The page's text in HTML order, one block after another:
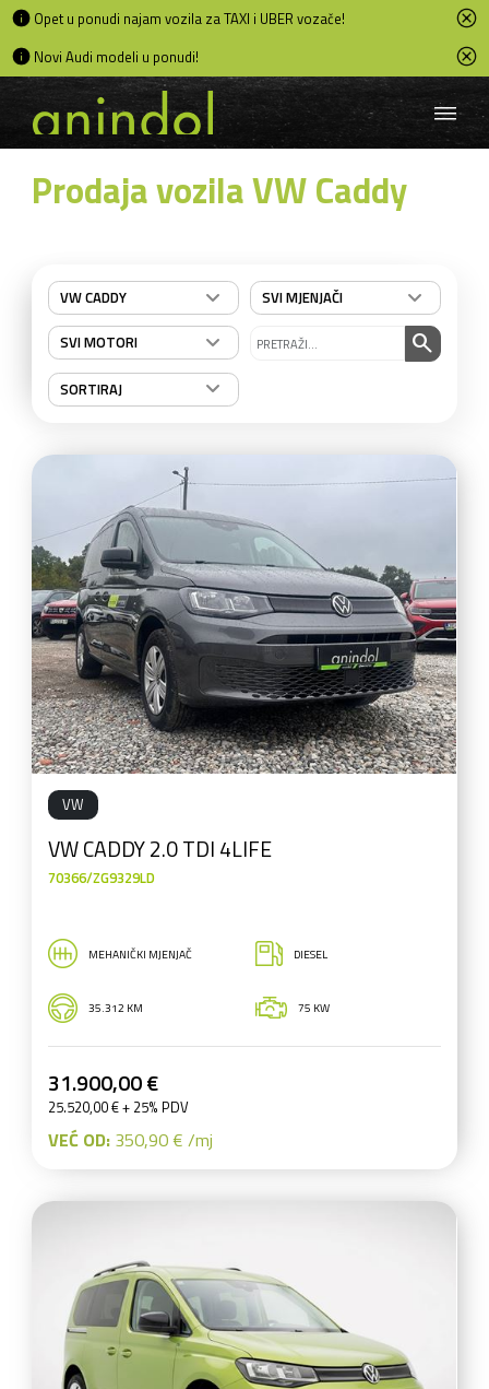
Opet u ponudi najam vozila za TAXI i UBER vozače!
Novi Audi modeli u ponudi!
Prodaja vozila VW Caddy
VW CADDY SVI MJENJAČI
SVI MOTORI search
SORTIRAJ
VW
VW CADDY 2.0 TDI 4LIFE
70366/ZG9329LD
MEHANIČKI MJENJAČ DIESEL
35.312 KM 75 KW
31.900,00 €
25.520,00 € + 25% PDV
VEĆ OD: 350,90 € /mj